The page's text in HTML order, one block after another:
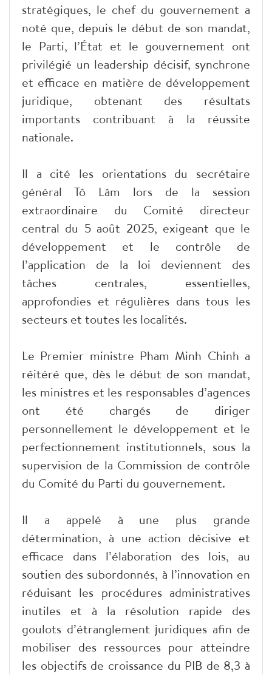
stratégiques, le chef du gouvernement a
noté que, depuis le début de son mandat,
le Parti, l’État et le gouvernement ont
privilégié un leadership décisif, synchrone
et efficace en matière de développement
juridique, obtenant des résultats
importants contribuant à la réussite
nationale.
Il a cité les orientations du secrétaire
général Tô Lâm lors de la session
extraordinaire du Comité directeur
central du 5 août 2025, exigeant que le
développement et le contrôle de
l’application de la loi deviennent des
tâches centrales, essentielles,
approfondies et régulières dans tous les
secteurs et toutes les localités.
Le Premier ministre Pham Minh Chinh a
réitéré que, dès le début de son mandat,
les ministres et les responsables d’agences
ont été chargés de diriger
personnellement le développement et le
perfectionnement institutionnels, sous la
supervision de la Commission de contrôle
du Comité du Parti du gouvernement.
Il a appelé à une plus grande
détermination, à une action décisive et
efficace dans l’élaboration des lois, au
soutien des subordonnés, à l’innovation en
réduisant les procédures administratives
inutiles et à la résolution rapide des
goulots d’étranglement juridiques afin de
mobiliser des ressources pour atteindre
les objectifs de croissance du PIB de 8,3 à